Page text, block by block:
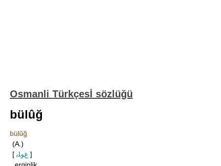
Osmanli Türkçesİ sözlüğü
bülûğ
bülûğ
(A.)
[ غﻮﻠﺑ ]